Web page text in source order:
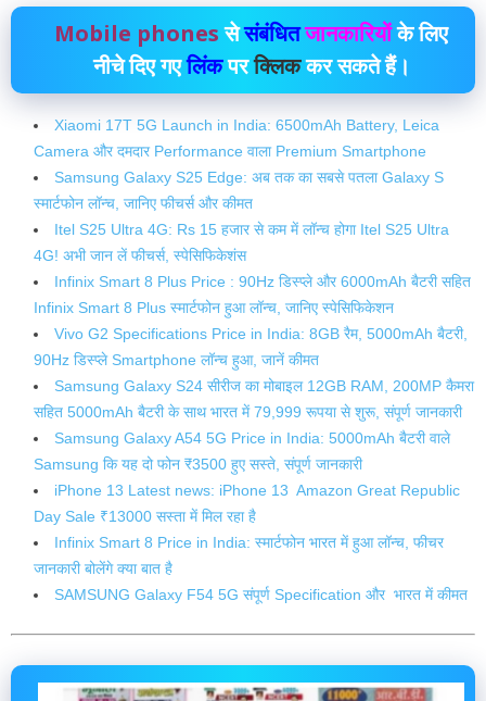
Mobile phonesसेसंबंधितजानकारियोंके लिए
नीचे दिए गएलिंकपरक्लिककर सकते हैं।
Xiaomi 17T 5G Launch in India: 6500mAh Battery, Leica
Camera और दमदार Performance वाला Premium Smartphone
Samsung Galaxy S25 Edge: अब तक का सबसे पतला Galaxy S
स्मार्टफोन लॉन्च, जानिए फीचर्स और कीमत
Itel S25 Ultra 4G: Rs 15 हजार से कम में लॉन्‍च होगा Itel S25 Ultra
4G! अभी जान लें फीचर्स, स्‍पेसिफ‍िकेशंस
Infinix Smart 8 Plus Price : 90Hz डिस्प्ले और 6000mAh बैटरी सहित
Infinix Smart 8 Plus स्मार्टफोन हुआ लॉन्च, जानिए स्पेसिफिकेशन
Vivo G2 Specifications Price in India: 8GB रैम, 5000mAh बैटरी,
90Hz डिस्प्ले Smartphone लॉन्च हुआ, जानें कीमत
Samsung Galaxy S24 सीरीज का मोबाइल 12GB RAM, 200MP कैमरा
सहित 5000mAh बैटरी के साथ भारत में 79,999 रूपया से शुरू, संपूर्ण जानकारी
Samsung Galaxy A54 5G Price in India: 5000mAh बैटरी वाले
Samsung कि यह दो फोन ₹3500 हुए सस्ते, संपूर्ण जानकारी
iPhone 13 Latest news: iPhone 13 Amazon Great Republic
Day Sale ₹13000 सस्ता में मिल रहा है
Infinix Smart 8 Price in India: स्मार्टफोन भारत में हुआ लॉन्च, फीचर
जानकारी बोलेंगे क्या बात है
SAMSUNG Galaxy F54 5G संपूर्ण Specification और भारत में कीमत